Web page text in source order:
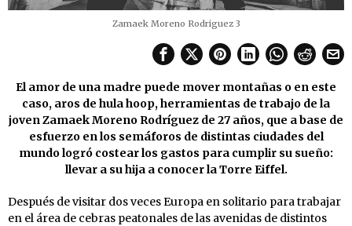
Zamaek Moreno Rodriguez 3
El amor de una madre puede mover montañas o en este
caso, aros de hula hoop, herramientas de trabajo de la
joven Zamaek Moreno Rodríguez de 27 años, que a base de
esfuerzo en los semáforos de distintas ciudades del
mundo logró costear los gastos para cumplir su sueño:
llevar a su hija a conocer la Torre Eiffel.
Después de visitar dos veces Europa en solitario para trabajar
en el área de cebras peatonales de las avenidas de distintos